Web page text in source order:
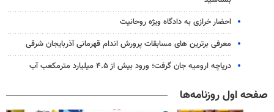
احضار خرازی به دادگاه ویژه روحانیت
معرفی برترین های مسابقات پرورش اندام قهرمانی آذربایجان شرقی
دریاچه ارومیه جان گرفت؛ ورود بیش از ۴.۵ میلیارد مترمکعب آب
صفحه اول روزنامه‌ها